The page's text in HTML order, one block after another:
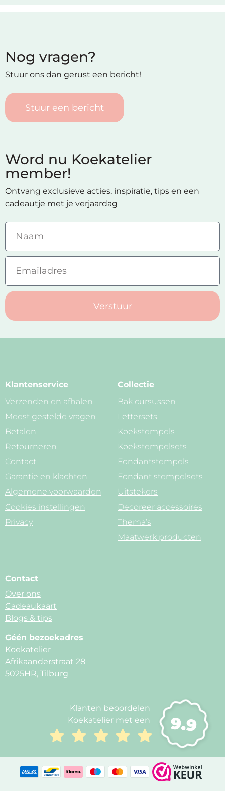
Nog vragen?
Stuur ons dan gerust een bericht!
Stuur een bericht
Word nu Koekatelier
member!
Ontvang exclusieve acties, inspiratie, tips en een
cadeautje met je verjaardag
Verstuur
Klantenservice
Verzenden en afhalen
Meest gestelde vragen
Betalen
Retourneren
Contact
Garantie en klachten
Algemene voorwaarden
Cookies instellingen
Privacy
Collectie
Bak cursussen
Lettersets
Koekstempels
Koekstempelsets
Fondantstempels
Fondant stempelsets
Uitstekers
Decoreer accessoires
Thema’s
Maatwerk producten
Contact
Over ons
Cadeaukaart
Blogs & tips
Géén bezoekadres
Koekatelier
Afrikaanderstraat 28
5025HR, Tilburg
Klanten beoordelen
Koekatelier met een
9.9